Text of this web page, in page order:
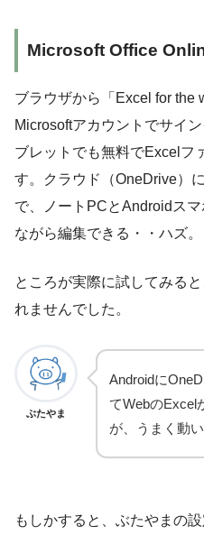
Microsoft Office
ブラウザから「Excel for the
Microsoftアカウントでサイ
ブレットでも無料でExcelフ
す。クラウド（OneDrive）
で、ノートPCとAndroidス
ながら編集できる・・ハズ。
ところが実際に試してみる
れませんでした。
ぶたやま
Androidに
てWebのExcel
が、うまく動
もしかすると、ぶたやまの